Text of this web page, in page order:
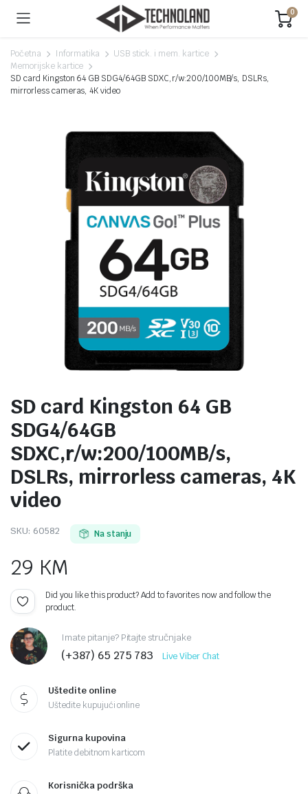
0
Početna Informatika
USB stick. i mem. kartice
Memorijske kartice
SD card Kingston 64 GB SDG4/64GB SDXC,r/w:200/100MB/s, DSLRs,
mirrorless cameras, 4K video
SD card Kingston 64 GB
SDG4/64GB
SDXC,r/w:200/100MB/s,
DSLRs, mirrorless cameras, 4K
video
SKU: 60582 Na stanju
29 KM
Did you like this product? Add to favorites now and follow the
product.
Imate pitanje? Pitajte stručnjake
(+387) 65 275 783 Live Viber Chat
Uštedite online
Uštedite kupujući online
Sigurna kupovina
Platite debitnom karticom
Korisnička podrška